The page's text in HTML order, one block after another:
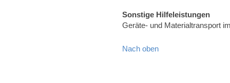
Sonstige Hilfeleistungen
Geräte- und Materialtransport
Nach oben